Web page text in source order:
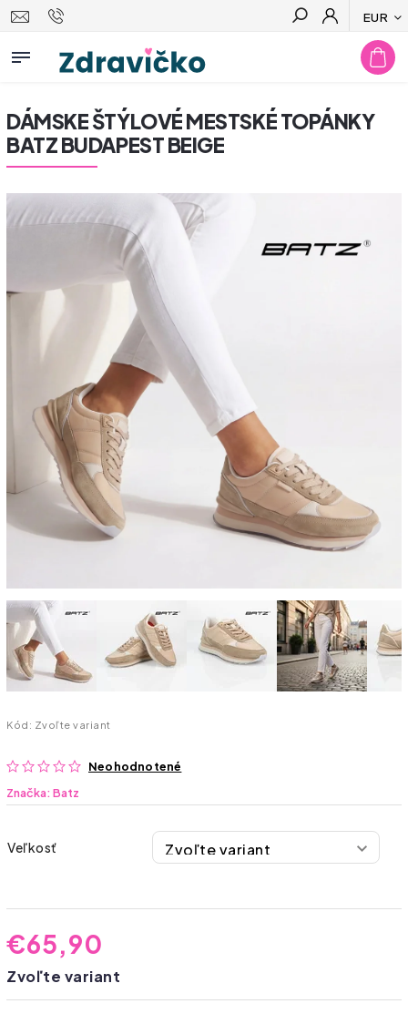
EUR
Hľadať
DÁMSKE ŠTÝLOVÉ MESTSKÉ TOPÁNKY
BATZ BUDAPEST BEIGE
Kód: Zvoľte variant
Neohodnotené
Značka:Batz
Veľkosť
€65,90
Zvoľte variant